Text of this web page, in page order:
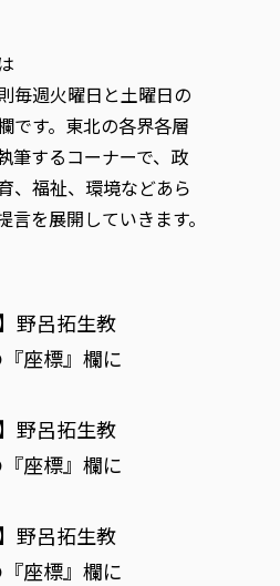
毎週火曜日と土曜日の
です。東北の各界各層
筆するコーナーで、政
、福祉、環境などあら
を展開していきます。
野呂拓生教
座標』欄に
野呂拓生教
座標』欄に
野呂拓生教
座標』欄に